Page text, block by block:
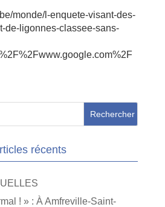
monde/l-enquete-visant-des-
de-ligonnes-classee-sans-
récents
! » : À Amfreville-Saint-